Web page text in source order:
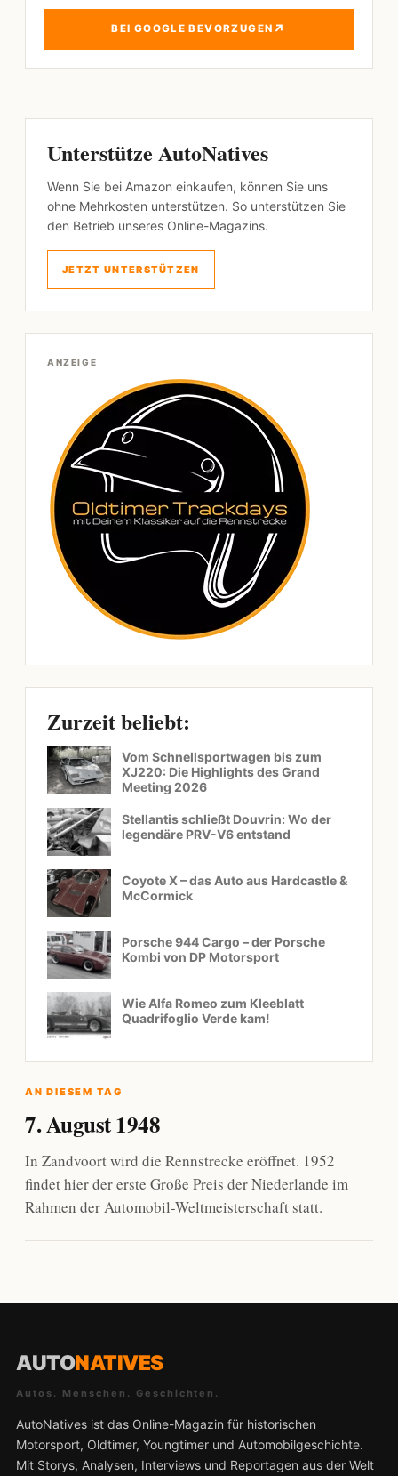
BEI GOOGLE BEVORZUGEN ↗
Unterstütze AutoNatives
Wenn Sie bei Amazon einkaufen, können Sie uns
ohne Mehrkosten unterstützen. So unterstützen Sie
den Betrieb unseres Online-Magazins.
JETZT UNTERSTÜTZEN
ANZEIGE
Zurzeit beliebt:
Vom Schnellsportwagen bis zum
XJ220: Die Highlights des Grand
Meeting 2026
Stellantis schließt Douvrin: Wo der
legendäre PRV-V6 entstand
Coyote X – das Auto aus Hardcastle &
McCormick
Porsche 944 Cargo – der Porsche
Kombi von DP Motorsport
Wie Alfa Romeo zum Kleeblatt
Quadrifoglio Verde kam!
AN DIESEM TAG
7. August 1948
In Zandvoort wird die Rennstrecke eröffnet. 1952
findet hier der erste Große Preis der Niederlande im
Rahmen der Automobil-Weltmeisterschaft statt.
AUTONATIVES
Autos. Menschen. Geschichten.
AutoNatives ist das Online-Magazin für historischen
Motorsport, Oldtimer, Youngtimer und Automobilgeschichte.
Mit Storys, Analysen, Interviews und Reportagen aus der Welt